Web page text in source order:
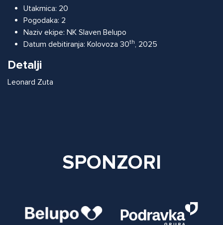
Utakmica: 20
Pogodaka: 2
Naziv ekipe: NK Slaven Belupo
Datum debitiranja: Kolovoza 30th, 2025
Detalji
Leonard Zuta
SPONZORI